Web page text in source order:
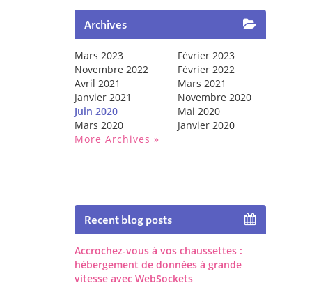
Archives
Mars 2023
Février 2023
Novembre 2022
Février 2022
Avril 2021
Mars 2021
Janvier 2021
Novembre 2020
Juin 2020
Mai 2020
Mars 2020
Janvier 2020
More Archives
Recent blog posts
Accrochez-vous à vos chaussettes :
hébergement de données à grande
vitesse avec WebSockets